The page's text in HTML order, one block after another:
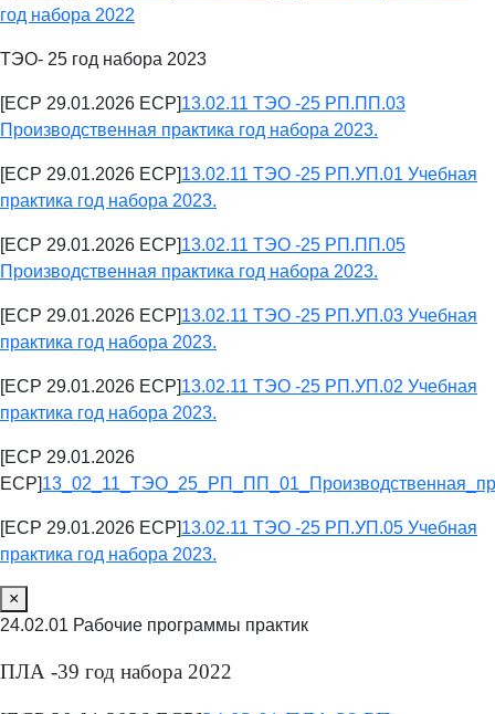
год набора 2022
ТЭО- 25 год набора 2023
[ECP 29.01.2026 ECP]13.02.11 ТЭО -25 РП.ПП.03
Производственная практика год набора 2023.
[ECP 29.01.2026 ECP]13.02.11 ТЭО -25 РП.УП.01 Учебная
практика год набора 2023.
[ECP 29.01.2026 ECP]13.02.11 ТЭО -25 РП.ПП.05
Производственная практика год набора 2023.
[ECP 29.01.2026 ECP]13.02.11 ТЭО -25 РП.УП.03 Учебная
практика год набора 2023.
[ECP 29.01.2026 ECP]13.02.11 ТЭО -25 РП.УП.02 Учебная
практика год набора 2023.
[ECP 29.01.2026
ECP]
[ECP 29.01.2026 ECP]13.02.11 ТЭО -25 РП.УП.05 Учебная
практика год набора 2023.
×
24.02.01 Рабочие программы практик
ПЛА -39 год набора 2022